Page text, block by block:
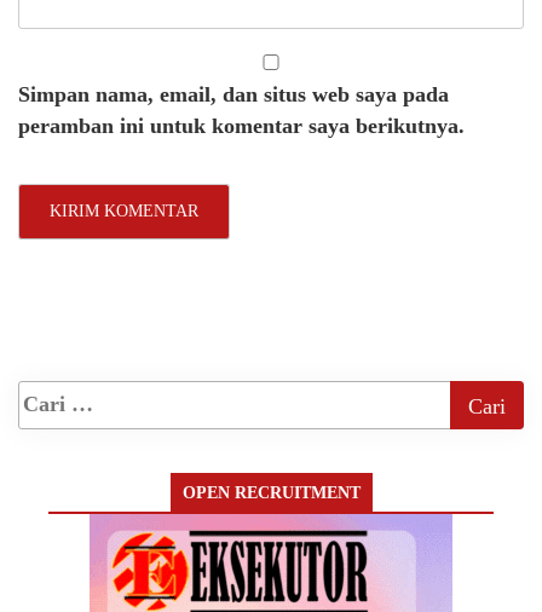
Simpan nama, email, dan situs web saya pada
peramban ini untuk komentar saya berikutnya.
OPEN RECRUITMENT